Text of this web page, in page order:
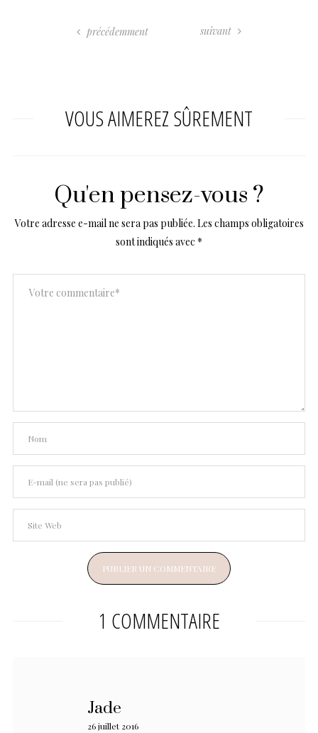
précédemment suivant
VOUS AIMEREZ SÛREMENT
Qu'en pensez-vous ?
Votre adresse e-mail ne sera pas publiée. Les champs obligatoires
sont indiqués avec *
1 COMMENTAIRE
Jade
26 juillet 2016